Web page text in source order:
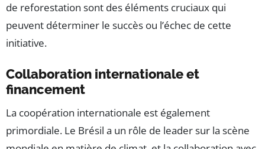
de reforestation sont des éléments cruciaux qui
peuvent déterminer le succès ou l’échec de cette
initiative.
Collaboration internationale et
financement
La coopération internationale est également
primordiale. Le Brésil a un rôle de leader sur la scène